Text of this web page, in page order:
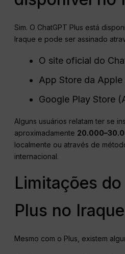
Sim. O ChatGPT Plus está
Iraque e pode ser assinado
O site oficial do
App Store da Apple
Google Play Store
Alguns usuários relatam ter se
aproximadamente
localmente ou através de
internacional.
Limitações
Plus no Iraque
Mesmo com o Plus, existem